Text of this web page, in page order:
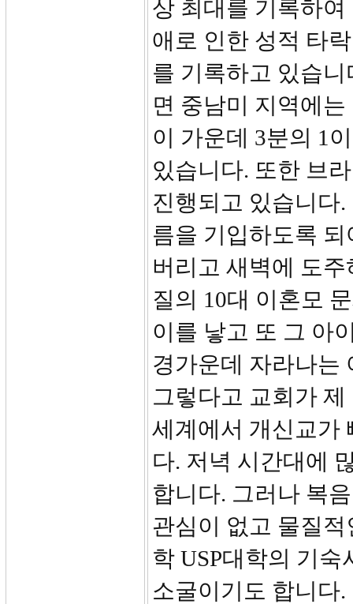
상 최대를 기록하
애로 인한 성적 타
를 기록하고 있습
면 중남미 지역에
이 가운데 3분의 1
있습니다. 또한 브
진행되고 있습니다
름을 기입하도록
버리고 새벽에 도
질의 10대 이혼모
이를 낳고 또 그 아
경가운데 자라나는
그렇다고 교회가
세계에서 개신교가
다. 저녁 시간대에
합니다. 그러나 복
관심이 없고 물질
학 USP대학의 기
소굴이기도 합니다